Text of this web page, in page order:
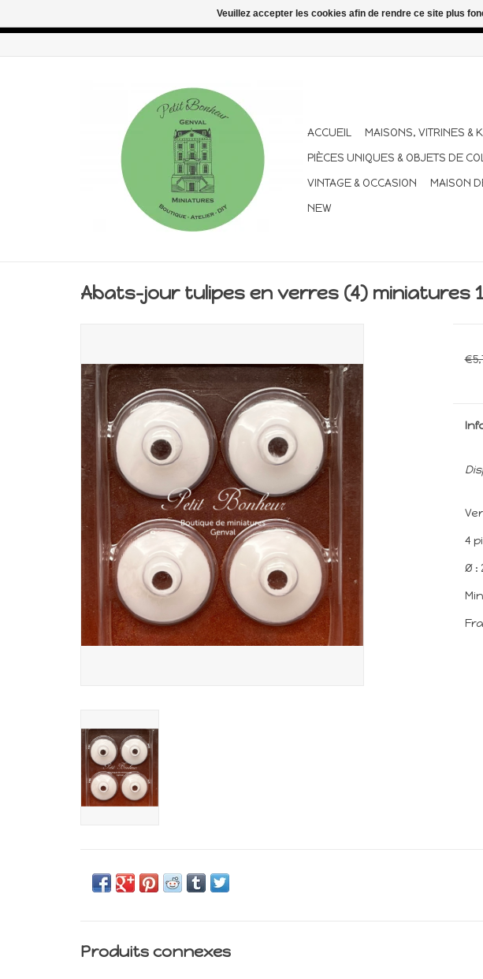
ACCUEIL MAISONS, VITRINES &
PIÈCES UNIQUES & OBJETS DE
VINTAGE & OCCASION
MAISON
NEW
Abats-jour tulipes en verres (4) miniatures
4
Ø :
Produits connexes
Veuillez accepter les cookies afin de rendre ce site plus
Congés d'été : les commandes continuent d'être expédiées pendant les vacances.